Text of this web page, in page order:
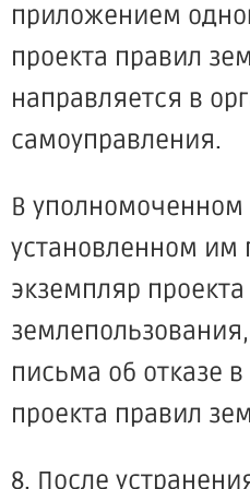
приложением
проекта правил
направляется в
самоуправления.
В уполномоченном
установленном им
экземпляр
письма об отказе
проекта правил
8. После